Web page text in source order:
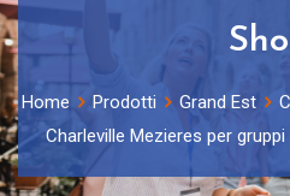
Home Prodotti Grand Est
Charleville Mezieres per